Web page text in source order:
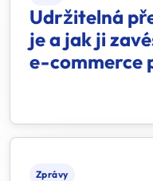
Udržitelná
je a jak ji
e-commerce
Zprávy